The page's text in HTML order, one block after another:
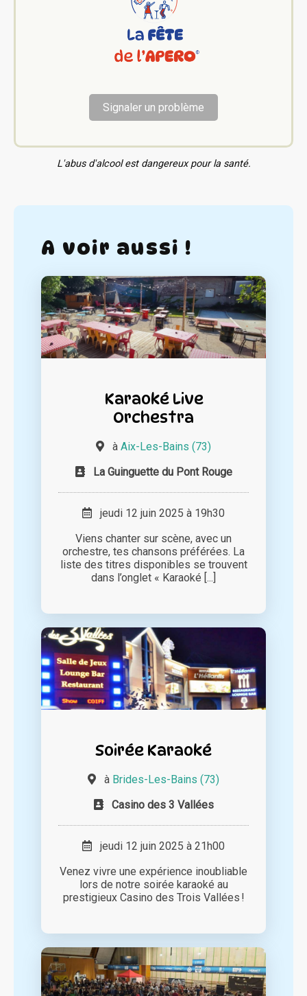
Signaler un problème
L'abus d'alcool est dangereux pour la santé.
A voir aussi !
Karaoké Live
Orchestra
à Aix-Les-Bains (73)
La Guinguette du Pont Rouge
jeudi 12 juin 2025 à 19h30
Viens chanter sur scène, avec un
orchestre, tes chansons préférées. La
liste des titres disponibles se trouvent
dans l’onglet « Karaoké [...]
Soirée Karaoké
à Brides-Les-Bains (73)
Casino des 3 Vallées
jeudi 12 juin 2025 à 21h00
Venez vivre une expérience inoubliable
lors de notre soirée karaoké au
prestigieux Casino des Trois Vallées !